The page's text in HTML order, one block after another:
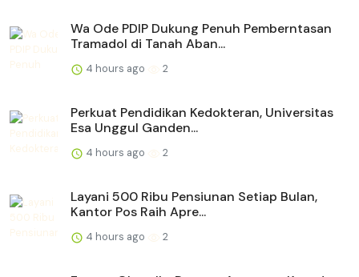
Wa Ode PDIP Dukung Penuh Pemberntasan
Tramadol di Tanah Aban...
4 hours ago 2
Perkuat Pendidikan Kedokteran, Universitas
Esa Unggul Ganden...
4 hours ago 2
Layani 500 Ribu Pensiunan Setiap Bulan,
Kantor Pos Raih Apre...
4 hours ago 2